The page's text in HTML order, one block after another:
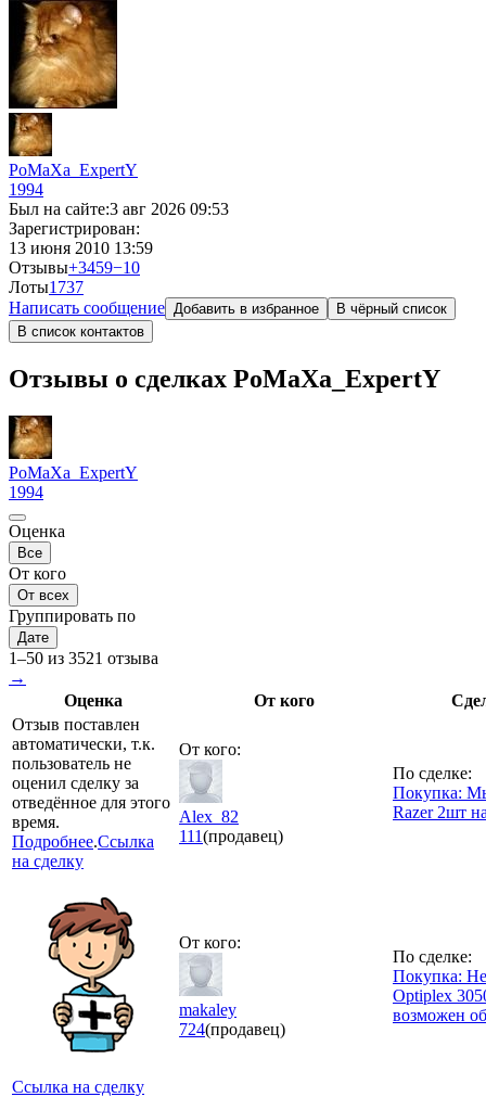
PoMaXa_ExpertY
1994
Был на сайте:3 авг 2026 09:53
Зарегистрирован:
13 июня 2010 13:59
Отзывы+3459−10
Лоты1 737
Написать сообщение Добавить в избранное
В чёрный список
В список контактов
Отзывы о сделках PoMaXa_ExpertY
PoMaXa_ExpertY
1994
Оценка
Все
От кого
От всех
Группировать по
Дате
1–50 из 3521 отзыва
→
Оценка
От кого
Отзыв поставлен
автоматически, т.к.
пользователь не
оценил сделку за
отведённое для этого
время.
Подробнее.Ссылка
на сделку
От кого:
Alex_82
111(продавец)
По сделке:
Покупка:
Razer 2шт
Ссылка на сделку
От кого:
makaley
724(продавец)
По сделке:
Покупка:
Optiplex
возможен